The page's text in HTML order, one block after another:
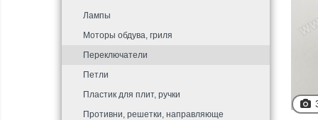
Лампы
Моторы обдува, гриля
Переключатели
Петли
Пластик для плит, ручки
Противни, решетки, направляюще